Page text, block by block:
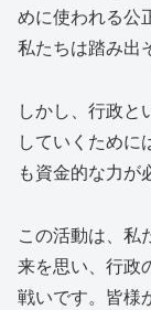
めに使われる公
私たちは踏み出
しかし、行政と
していくために
も資金的な力が
この活動は、私
来を思い、行政
戦いです。皆様